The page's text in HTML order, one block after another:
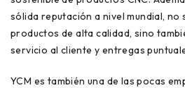
sólida reputación a nivel mundial,
productos de alta calidad, sino
servicio al cliente y entregas
YCM es también una de las pocas